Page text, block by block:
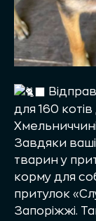
для 160
Завдяки
тварин у
корму для
притулок
Запоріжжі.